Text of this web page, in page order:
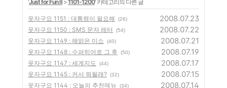
'Just for Fun Ⅱ >1101-1200' 카테고리의 다른 글
웃자구요 1151 : 대통령이 필요해 (26) 2008.07.23
웃자구요 1150 : SMS 문자 레터 (54) 2008.07.22
웃자구요 1149 : 해맑은 미소 (40) 2008.07.21
웃자구요 1148 : 수퍼히어로 그 후 (50) 2008.07.19
웃자구요 1147 : 세계지도 (44) 2008.07.17
웃자구요 1145 : 커서 뭐될래? (32) 2008.07.15
웃자구요 1144 : 오늘의 추천메뉴 (34) 2008.07.14